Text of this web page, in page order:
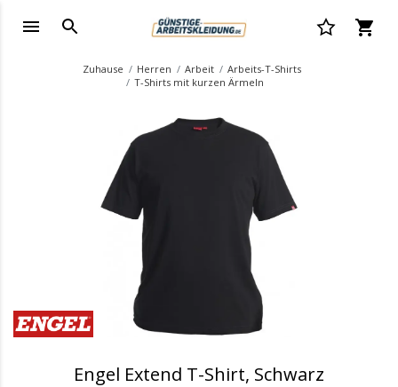
Zuhause Herren Arbeit
Arbeits-T-Shirts
T-Shirts mit kurzen Ärmeln
Engel Extend T-Shirt, Schwarz